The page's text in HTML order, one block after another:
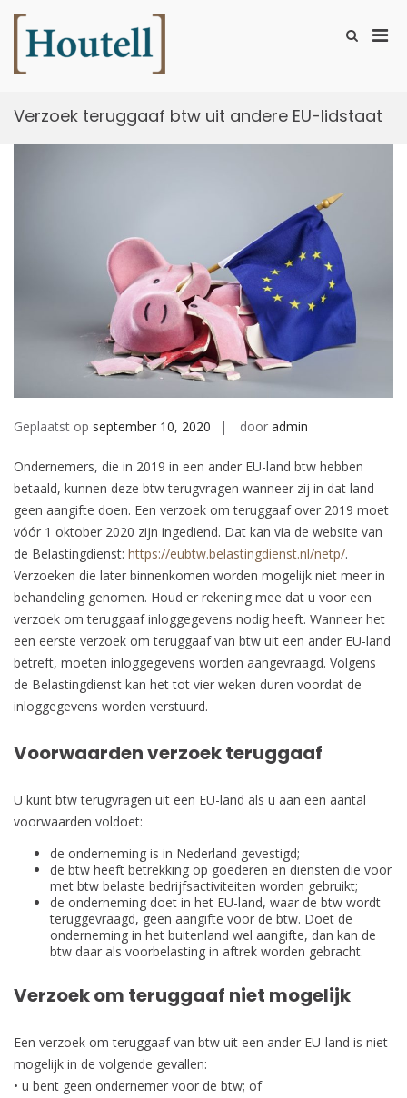
naar
inhoud
Toon
Verzoek teruggaaf btw uit andere EU-lidstaat
Geplaatst op september 10, 2020 door admin
Ondernemers, die in 2019 in een ander EU-land btw hebben
betaald, kunnen deze btw terugvragen wanneer zij in dat land
geen aangifte doen. Een verzoek om teruggaaf over 2019 moet
vóór 1 oktober 2020 zijn ingediend. Dat kan via de website van
de Belastingdienst: https://eubtw.belastingdienst.nl/netp/.
Verzoeken die later binnenkomen worden mogelijk niet meer in
behandeling genomen. Houd er rekening mee dat u voor een
verzoek om teruggaaf inloggegevens nodig heeft. Wanneer het
een eerste verzoek om teruggaaf van btw uit een ander EU-land
betreft, moeten inloggegevens worden aangevraagd. Volgens
de Belastingdienst kan het tot vier weken duren voordat de
inloggegevens worden verstuurd.
Voorwaarden verzoek teruggaaf
U kunt btw terugvragen uit een EU-land als u aan een aantal
voorwaarden voldoet:
de onderneming is in Nederland gevestigd;
de btw heeft betrekking op goederen en diensten die voor
met btw belaste bedrijfsactiviteiten worden gebruikt;
de onderneming doet in het EU-land, waar de btw wordt
teruggevraagd, geen aangifte voor de btw. Doet de
onderneming in het buitenland wel aangifte, dan kan de
btw daar als voorbelasting in aftrek worden gebracht.
Verzoek om teruggaaf niet mogelijk
Een verzoek om teruggaaf van btw uit een ander EU-land is niet
mogelijk in de volgende gevallen:
• u bent geen ondernemer voor de btw; of